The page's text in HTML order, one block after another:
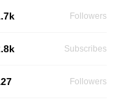
Followers
Subscribes
Followers